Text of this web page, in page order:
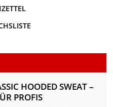
HOODED SWEAT –
PROFIS